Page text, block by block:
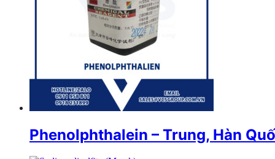
Phenolphthalein – Trung, Hàn